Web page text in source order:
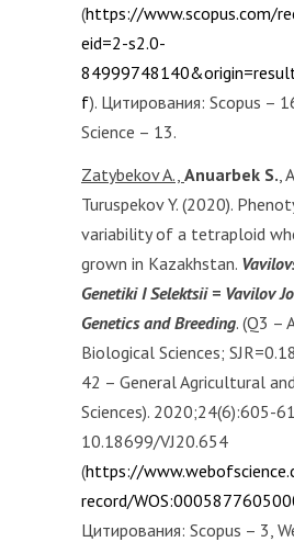
(https://www.scopus.com/
eid=2-s2.0-
f). Цитирования: Scopus –
Science – 13.
Zatybekov A., Anuarbek S.,
Turuspekov Y. (2020).
variability of a tetraploid
grown in Kazakhstan.
Genetiki I Selektsii = Vavilov
Genetics and Breeding. (Q3 –
Biological Sciences;
42 – General Agricultural
Sciences). 2020;24(6):605-
10.18699/VJ20.654
(https://
record/
Цитирования: Scopus – 3,